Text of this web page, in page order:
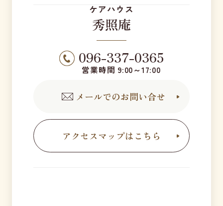
ケアハウス
秀照庵
096-337-0365
営業時間 9:00～17:00
メールでのお問い合せ
アクセスマップはこちら